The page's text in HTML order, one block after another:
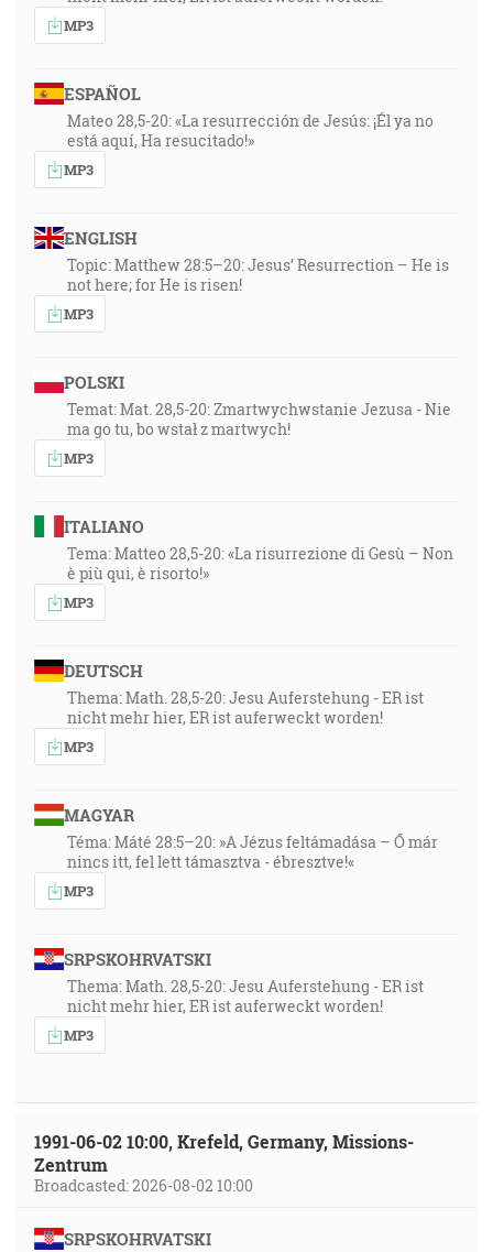
MP3
ESPAÑOL
Mateo 28,5-20: «La resurrección de Jesús: ¡Él ya no
está aquí, Ha resucitado!»
MP3
ENGLISH
Topic: Matthew 28:5–20: Jesus’ Resurrection – He is
not here; for He is risen!
MP3
POLSKI
Temat: Mat. 28,5-20: Zmartwychwstanie Jezusa - Nie
ma go tu, bo wstał z martwych!
MP3
ITALIANO
Tema: Matteo 28,5-20: «La risurrezione di Gesù – Non
è più qui, è risorto!»
MP3
DEUTSCH
Thema: Math. 28,5-20: Jesu Auferstehung - ER ist
nicht mehr hier, ER ist auferweckt worden!
MP3
MAGYAR
Téma: Máté 28:5–20: »A Jézus feltámadása – Ő már
nincs itt, fel lett támasztva - ébresztve!«
MP3
SRPSKOHRVATSKI
Thema: Math. 28,5-20: Jesu Auferstehung - ER ist
nicht mehr hier, ER ist auferweckt worden!
MP3
1991-06-02 10:00, Krefeld, Germany, Missions-
Zentrum
Broadcasted: 2026-08-02 10:00
SRPSKOHRVATSKI